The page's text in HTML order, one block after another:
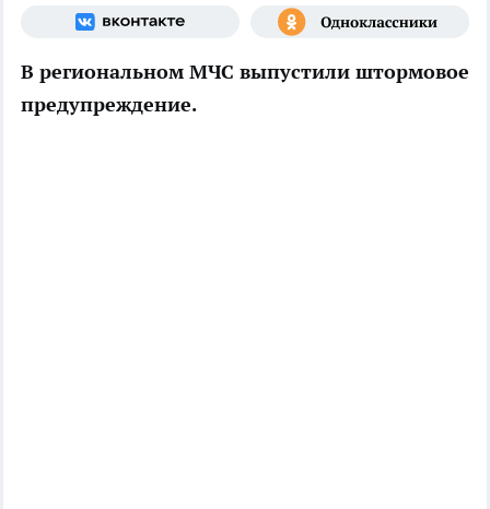
В региональном МЧС выпустили штормовое
предупреждение.